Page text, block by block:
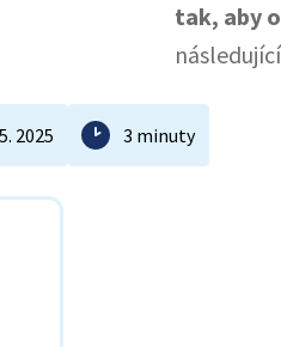
tak, aby
2025 3 minuty